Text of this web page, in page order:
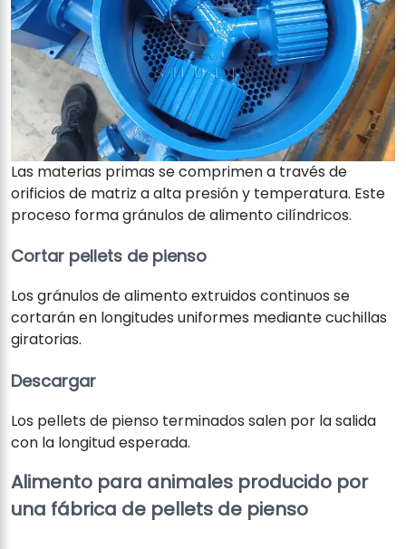
Las materias primas se comprimen a través de
orificios de matriz a alta presión y temperatura. Este
proceso forma gránulos de alimento cilíndricos.
Cortar pellets de pienso
Los gránulos de alimento extruidos continuos se
cortarán en longitudes uniformes mediante cuchillas
giratorias.
Descargar
Los pellets de pienso terminados salen por la salida
con la longitud esperada.
Alimento para animales producido por
una fábrica de pellets de pienso